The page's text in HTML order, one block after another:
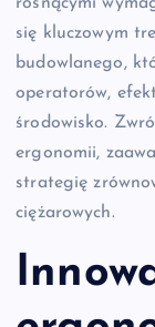
się kluczowym
budowlanego,
operatorów,
środowisko.
ergonomii,
strategię
ciężarowych.